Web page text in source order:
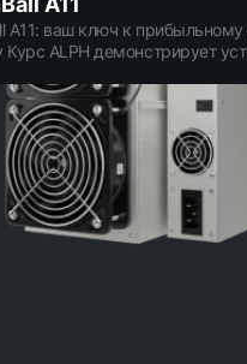
A11: ваш ключ к прибыльному
Курс ALPH демонстрирует